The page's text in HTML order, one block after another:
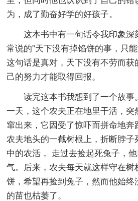
为，成了勤奋好学的好孩子。
这本书中有一句话令我印象深
常说的”天下没有掉馅饼的事，只
这句话是真对，天下没有不劳而获
己的努力才能取得回报。
读完这本书我想到了一个故事
一天，这个农夫正在地里干活，突
窜出来，它因受了惊吓而拼命地奔
农夫地头的一截树根上，折断脖子
中的农活， 走过去捡起死兔子，
气。后来，农夫每天就这样守在树
饼，希望再捡到兔子，然而他始终
的苗也枯萎了。